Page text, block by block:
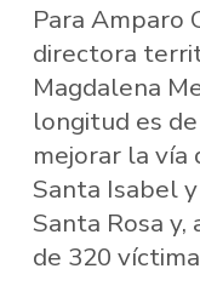
Para Amparo
directora
Magdalena
longitud es
mejorar la vía
Santa Isabel
Santa Rosa y,
de 320